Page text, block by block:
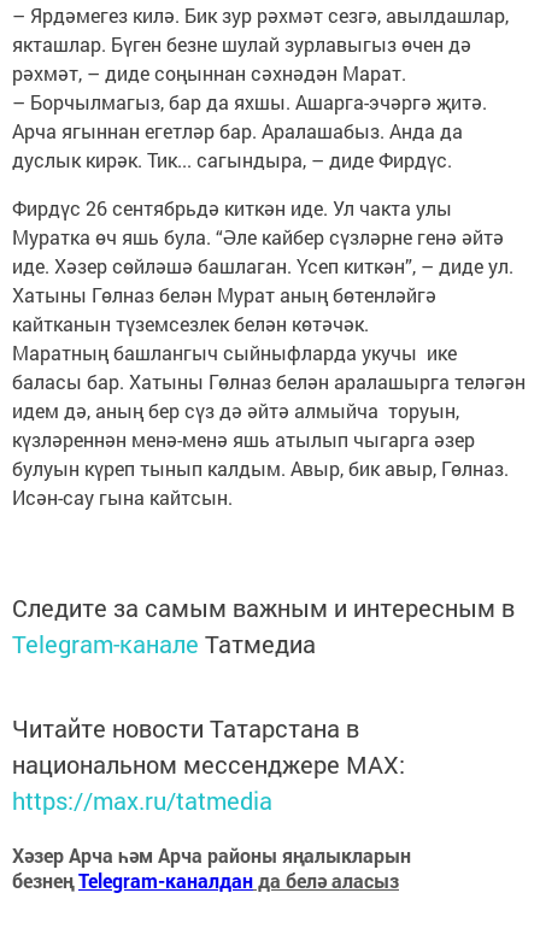
– Ярдәмегез килә. Бик зур рәхмәт сезгә, авылдашлар,
якташлар. Бүген безне шулай зурлавыгыз өчен дә
рәхмәт, – диде соңыннан сәхнәдән Марат.
– Борчылмагыз, бар да яхшы. Ашарга-эчәргә җитә.
Арча ягыннан егетләр бар. Аралашабыз. Анда да
дуслык кирәк. Тик... сагындыра, – диде Фирдүс.
Фирдүс 26 сентябрьдә киткән иде. Ул чакта улы
Муратка өч яшь була. “Әле кайбер сүзләрне генә әйтә
иде. Хәзер сөйләшә башлаган. Үсеп киткән”, – диде ул.
Хатыны Гөлназ белән Мурат аның бөтенләйгә
кайтканын түземсезлек белән көтәчәк.
Маратның башлангыч сыйныфларда укучы ике
баласы бар. Хатыны Гөлназ белән аралашырга теләгән
идем дә, аның бер сүз дә әйтә алмыйча торуын,
күзләреннән менә-менә яшь атылып чыгарга әзер
булуын күреп тынып калдым. Авыр, бик авыр, Гөлназ.
Исән-сау гына кайтсын.
Следите за самым важным и интересным в
Telegram-канале Татмедиа
Читайте новости Татарстана в
национальном мессенджере MАХ:
https://max.ru/tatmedia
Хәзер Арча һәм Арча районы яңалыкларын
безнеңTelegram-каналданда белә аласыз